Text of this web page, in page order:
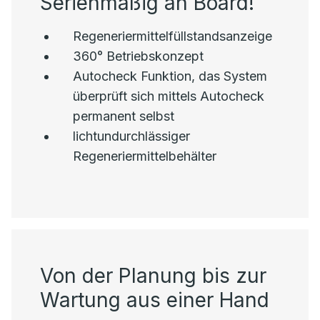
Regeneriermittelfüllstandsanzeige
360° Betriebskonzept
Autocheck Funktion, das System
überprüft sich mittels Autocheck
permanent selbst
lichtundurchlässiger
Regeneriermittelbehälter
Von der Planung bis zur
Wartung aus einer Hand